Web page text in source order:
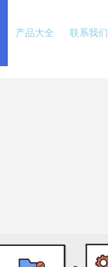
产品大全 联系我们